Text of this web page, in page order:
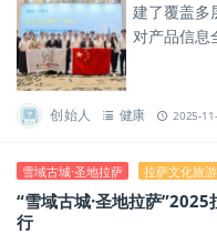
建了覆盖多
对产品信息
创始人 健康 2025-
雪域古城·圣地拉萨 拉萨文化旅游
“雪域古城·圣地拉萨
行